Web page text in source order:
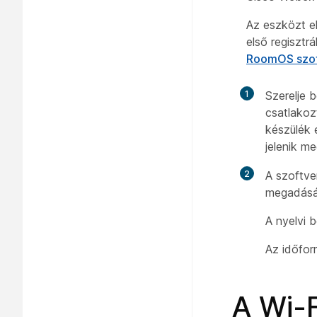
Az eszközt
első
RoomOS
1
Szerelje
készülék
jelenik
2
A
A nyelvi
Az
A Wi-